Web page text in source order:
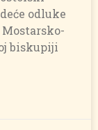
odluke
biskupiji